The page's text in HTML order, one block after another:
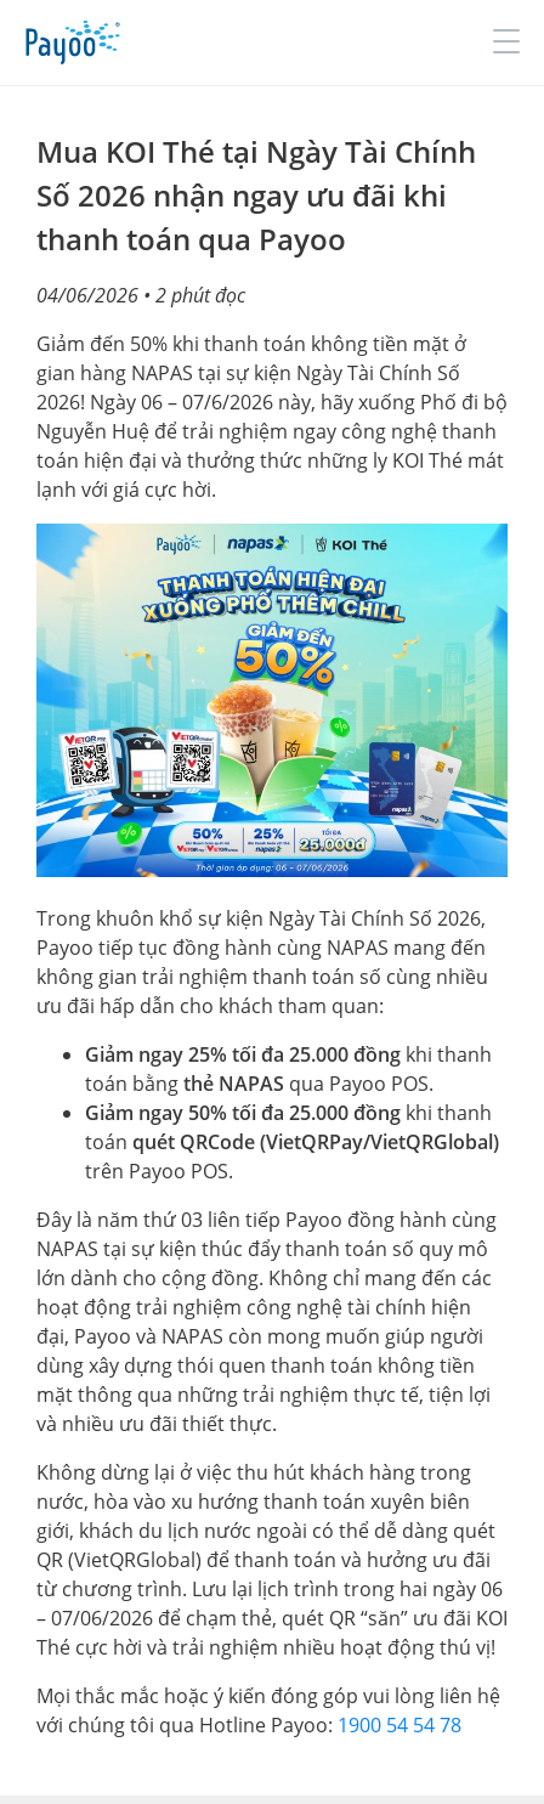
GIỚI THIỆU
SẢN PHẨM & DỊCH VỤ
TIN TỨC
ĐỐI TÁC
TUYỂN DỤNG
LIÊN HỆ
Mua KOI Thé tại Ngày Tài Chính
Số 2026 nhận ngay ưu đãi khi
thanh toán qua Payoo
04/06/2026 • 2 phút đọc
Giảm đến 50% khi thanh toán không tiền mặt ở
gian hàng NAPAS tại sự kiện Ngày Tài Chính Số
2026! Ngày 06 – 07/6/2026 này, hãy xuống Phố đi bộ
Nguyễn Huệ để trải nghiệm ngay công nghệ thanh
toán hiện đại và thưởng thức những ly KOI Thé mát
lạnh với giá cực hời.
Trong khuôn khổ sự kiện Ngày Tài Chính Số 2026,
Payoo tiếp tục đồng hành cùng NAPAS mang đến
không gian trải nghiệm thanh toán số cùng nhiều
ưu đãi hấp dẫn cho khách tham quan:
Giảm ngay 25% tối đa 25.000 đồng khi thanh
toán bằngthẻ NAPAS qua Payoo POS.
Giảm ngay 50% tối đa 25.000 đồng khi thanh
toán quét QRCode (VietQRPay/VietQRGlobal)
trên Payoo POS.
Đây là năm thứ 03 liên tiếp Payoo đồng hành cùng
NAPAS tại sự kiện thúc đẩy thanh toán số quy mô
lớn dành cho cộng đồng. Không chỉ mang đến các
hoạt động trải nghiệm công nghệ tài chính hiện
đại, Payoo và NAPAS còn mong muốn giúp người
dùng xây dựng thói quen thanh toán không tiền
mặt thông qua những trải nghiệm thực tế, tiện lợi
và nhiều ưu đãi thiết thực.
Không dừng lại ở việc thu hút khách hàng trong
nước, hòa vào xu hướng thanh toán xuyên biên
giới, khách du lịch nước ngoài có thể dễ dàng quét
QR (VietQRGlobal) để thanh toán và hưởng ưu đãi
từ chương trình. Lưu lại lịch trình trong hai ngày 06
– 07/06/2026 để chạm thẻ, quét QR “săn” ưu đãi KOI
Thé cực hời và trải nghiệm nhiều hoạt động thú vị!
Mọi thắc mắc hoặc ý kiến đóng góp vui lòng liên hệ
với chúng tôi qua Hotline Payoo: 1900 54 54 78